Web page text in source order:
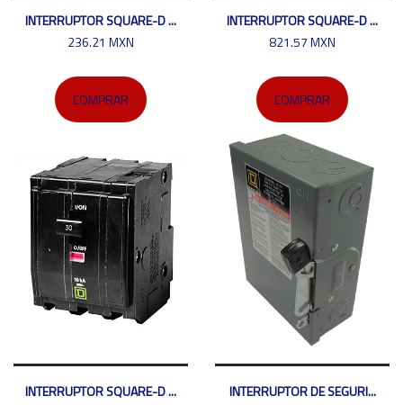
INTERRUPTOR SQUARE-D ...
236.21 MXN
COMPRAR
INTERRUPTOR SQUARE-D ...
821.57 MXN
COMPRAR
INTERRUPTOR SQUARE-D ...
INTERRUPTOR DE SEGURI...